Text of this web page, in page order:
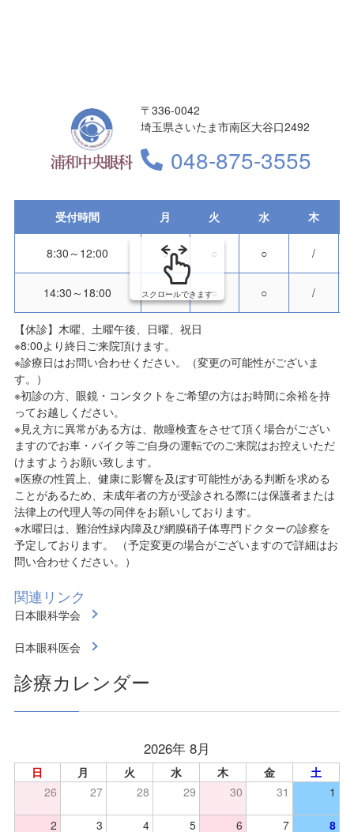
〒336-0042
埼玉県さいたま市南区大谷口2492
048-875-3555
受付時間 月 火 水 木
8:30～12:00 ○ ○ ○ /
14:30～18:00 ○ ○ ○ /
スクロールできます
【休診】木曜、土曜午後、日曜、祝日
※8:00より終日ご来院頂けます。
※診療日はお問い合わせください。（変更の可能性がございま
す。）
※初診の方、眼鏡・コンタクトをご希望の方はお時間に余裕を持
ってお越しください。
※見え方に異常がある方は、散瞳検査をさせて頂く場合がござい
ますのでお車・バイク等ご自身の運転でのご来院はお控えいただ
けますようお願い致します。
※医療の性質上、健康に影響を及ぼす可能性がある判断を求める
ことがあるため、未成年者の方が受診される際には保護者または
法律上の代理人等の同伴をお願いしております。
※水曜日は、難治性緑内障及び網膜硝子体専門ドクターの診察を
予定しております。 （予定変更の場合がございますので詳細はお
問い合わせください。）
関連リンク
日本眼科学会
日本眼科医会
診療カレンダー
2026年 8月
日 月 火 水 木 金
土
26
27 28 29 30 31 1
2 3 4 5 6 7 8